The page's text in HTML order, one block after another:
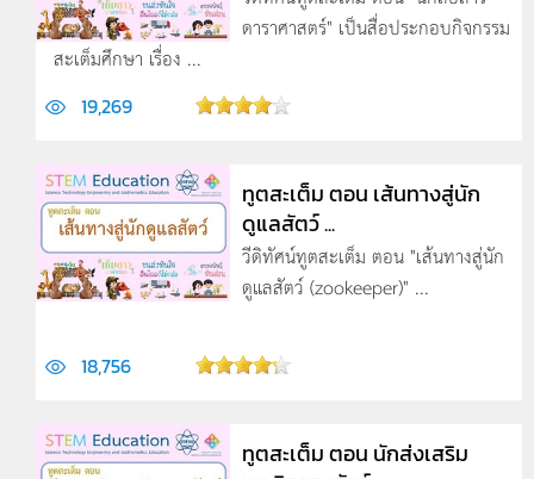
ดาราศาสตร์" เป็นสื่อประกอบกิจกรรม
สะเต็มศึกษา เรื่อง ...
19,269
ทูตสะเต็ม ตอน เส้นทางสู่นัก
ดูแลสัตว์ ...
วีดิทัศน์ทูตสะเต็ม ตอน "เส้นทางสู่นัก
ดูแลสัตว์ (zookeeper)" ...
18,756
ทูตสะเต็ม ตอน นักส่งเสริม